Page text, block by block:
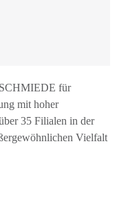
für
mit hoher
35 Filialen in der
Vielfalt